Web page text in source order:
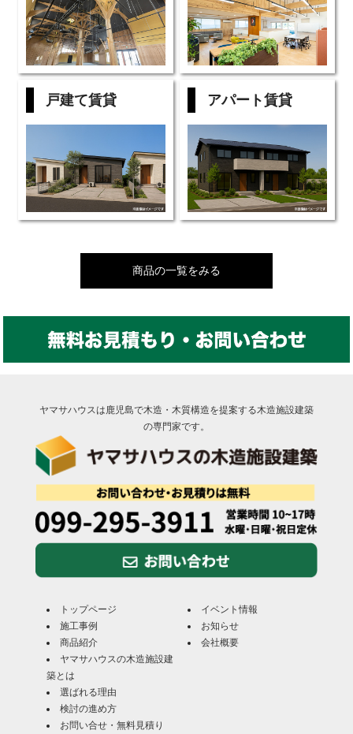
戸建て賃貸 アパート賃貸
商品の一覧をみる
ヤマサハウスは鹿児島で木造・木質構造を提案する木造施設建築
の専門家です。
トップページ
施工事例
商品紹介
ヤマサハウスの木造施設建
築とは
選ばれる理由
検討の進め方
お問い合せ・無料見積り
イベント情報
お知らせ
会社概要